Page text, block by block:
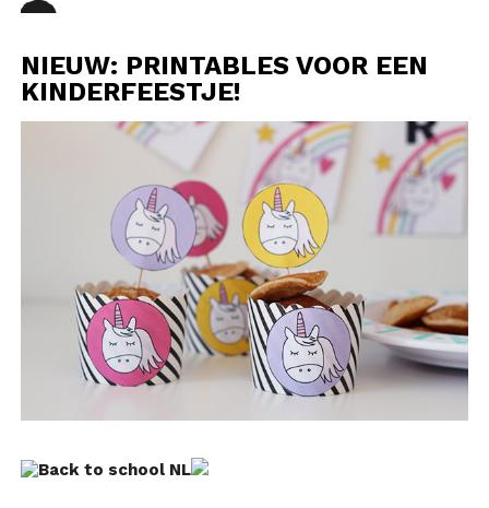
NIEUW: PRINTABLES VOOR EEN
KINDERFEESTJE!